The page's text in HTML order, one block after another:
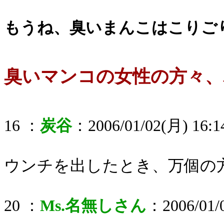
もうね、臭いまんこはこり
臭いマンコの女性の方々
16 ： 炭谷：2006/01/02(月)
ウンチを出したとき、万個
20 ： Ms.名無しさん ：2006/